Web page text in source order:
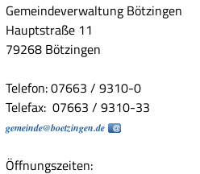
Gemeindeverwaltung Bötzingen
Hauptstraße 11
79268 Bötzingen
Telefon: 07663 / 9310-0
Telefax: 07663 / 9310-33
gemeinde@boetzingen.de
Öffnungszeiten: